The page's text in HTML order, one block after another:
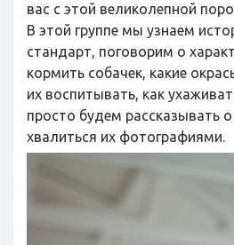
вас с этой великолепной
В этой группе мы узнаем
стандарт, поговорим о
кормить собачек, какие
их воспитывать, как
просто будем рассказывать
хвалиться их фотографиями.